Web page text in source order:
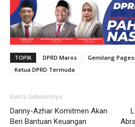
TOPIK DPRD Maros
Gemilang
Ketua DPRD Termuda
Berita Sebelumnya
Danny-Azhar Komitmen Akan
Beri Bantuan Keuangan